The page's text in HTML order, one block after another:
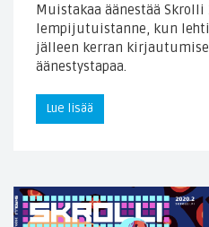
Muistakaa äänestää Skrolli
lempijutuistanne, kun
jälleen kerran
äänestystapaa.
Lue lisää